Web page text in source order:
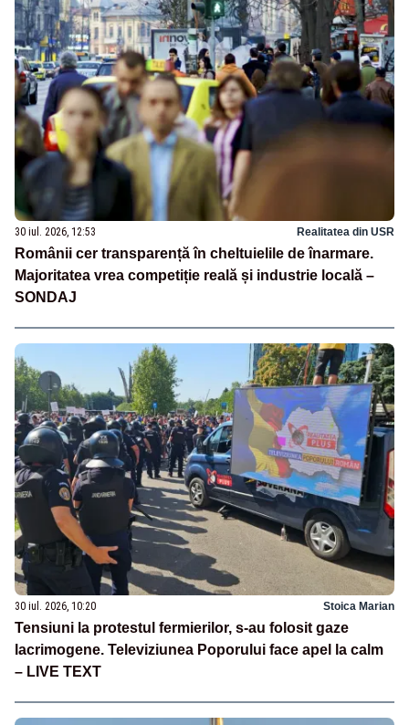
30 iul. 2026, 12:53 Realitatea din USR
Românii cer transparență în cheltuielile de înarmare.
Majoritatea vrea competiție reală și industrie locală –
SONDAJ
30 iul. 2026, 10:20 Stoica Marian
Tensiuni la protestul fermierilor, s-au folosit gaze
lacrimogene. Televiziunea Poporului face apel la calm
– LIVE TEXT